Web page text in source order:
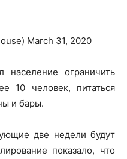
March 31, 2020
население ограничить
10 человек, питаться
и бары.
две недели будут
показало, что